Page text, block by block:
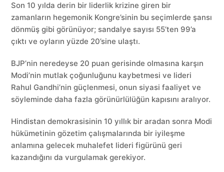
Son 10 yılda derin bir liderlik krizine giren bir
zamanların hegemonik Kongre’sinin bu seçimlerde şansı
dönmüş gibi görünüyor; sandalye sayısı 55’ten 99’a
çıktı ve oyların yüzde 20’sine ulaştı.
BJP’nin neredeyse 20 puan gerisinde olmasına karşın
Modi’nin mutlak çoğunluğunu kaybetmesi ve lideri
Rahul Gandhi’nin güçlenmesi, onun siyasi faaliyet ve
söyleminde daha fazla görünürlülüğün kapısını aralıyor.
Hindistan demokrasisinin 10 yıllık bir aradan sonra Modi
hükümetinin gözetim çalışmalarında bir iyileşme
anlamına gelecek muhalefet lideri figürünü geri
kazandığını da vurgulamak gerekiyor.